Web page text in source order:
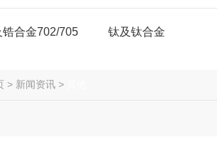
锆合金702/705 钛及钛合金
> 新闻资讯 >